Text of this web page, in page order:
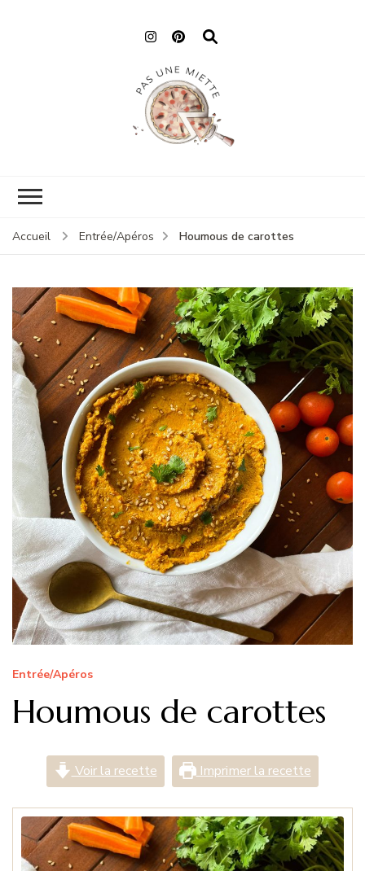
Accueil Entrée/Apéros Houmous de carottes
Entrée/Apéros
Houmous de carottes
Voir la recette Imprimer la recette